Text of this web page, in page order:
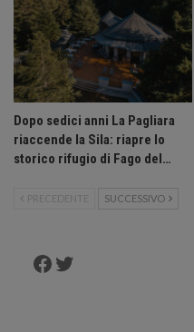
Dopo sedici anni La Pagliara
riaccende la Sila: riapre lo
storico rifugio di Fago del…
PRECEDENTE SUCCESSIVO
Facebook
Twitter